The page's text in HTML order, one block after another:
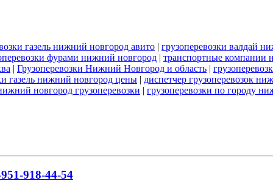
газель нижний новгород авито | грузоперевозки валдай
фурами нижний новгород | транспортные компании
| Грузоперевозки Нижний Новгород и область |
газель нижний новгород цены | диспетчер грузоперевозок
новгород грузоперевозки | грузоперевозки по городу
918-44-54